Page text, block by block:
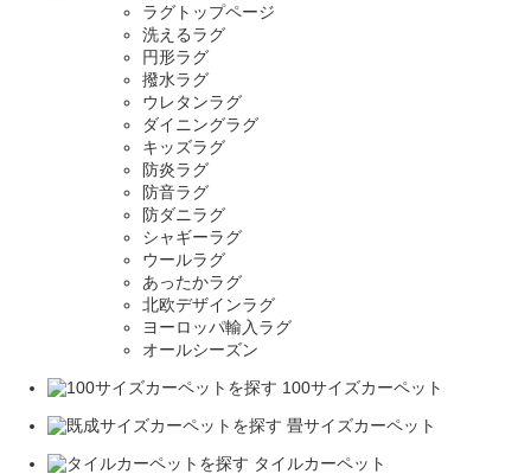
ラグトップページ
洗えるラグ
円形ラグ
撥水ラグ
ウレタンラグ
ダイニングラグ
キッズラグ
防炎ラグ
防音ラグ
防ダニラグ
シャギーラグ
ウールラグ
あったかラグ
北欧デザインラグ
ヨーロッパ輸入ラグ
オールシーズン
100サイズカーペット
畳サイズカーペット
タイルカーペット